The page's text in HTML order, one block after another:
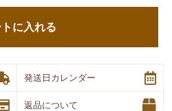
に入れる
発送日カレンダー
返品について